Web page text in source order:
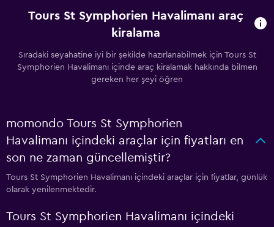
Tours St Symphorien Havalimanı araç
kiralama
Sıradaki seyahatine iyi bir şekilde hazırlanabilmek için Tours St
Symphorien Havalimanı içinde araç kiralamak hakkında bilmen
gereken her şeyi öğren
momondo Tours St Symphorien
Havalimanı içindeki araçlar için fiyatları en
son ne zaman güncellemiştir?
Tours St Symphorien Havalimanı içindeki araçlar için fiyatlar, günlük
olarak yenilenmektedir.
Tours St Symphorien Havalimanı içindeki